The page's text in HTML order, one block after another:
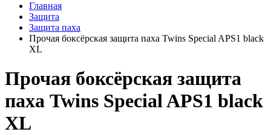
Главная
Защита
Защита паха
Прочая боксёрская защита паха Twins Special APS1 black
XL
Прочая боксёрская защита
паха Twins Special APS1 black
XL